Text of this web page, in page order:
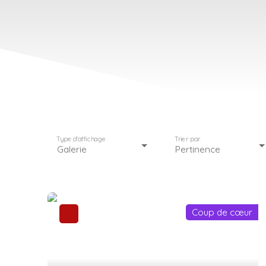
Galerie
Type d'affichage
Pertinence
Trier par
Coup de cœur